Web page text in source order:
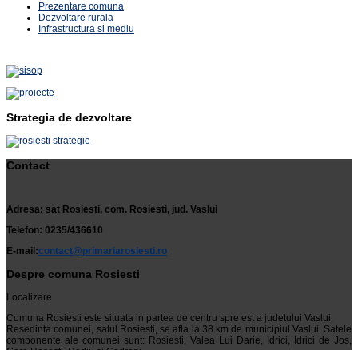
Prezentare comuna
Dezvoltare rurala
Infrastructura si mediu
Strategia de dezvoltare
Contact
Adresa: sat Rosiesti, com. Rosiesti, jud. Vaslui
Telefon: 0235/436610
E-mail:contact@primariarosiesti.ro
Despre comuna Rosiesti
Localizare
Comuna Rosiesti este situata in partea de centru spre est a judetului Vaslui.
Resedinta comunei, satul Rosiesti, se afla la 38 km de municipiul Vaslui. Satele
componente ale comunei sunt: Rosiesti, Valea Lui Darie, Idrici, Idrici de Jos,